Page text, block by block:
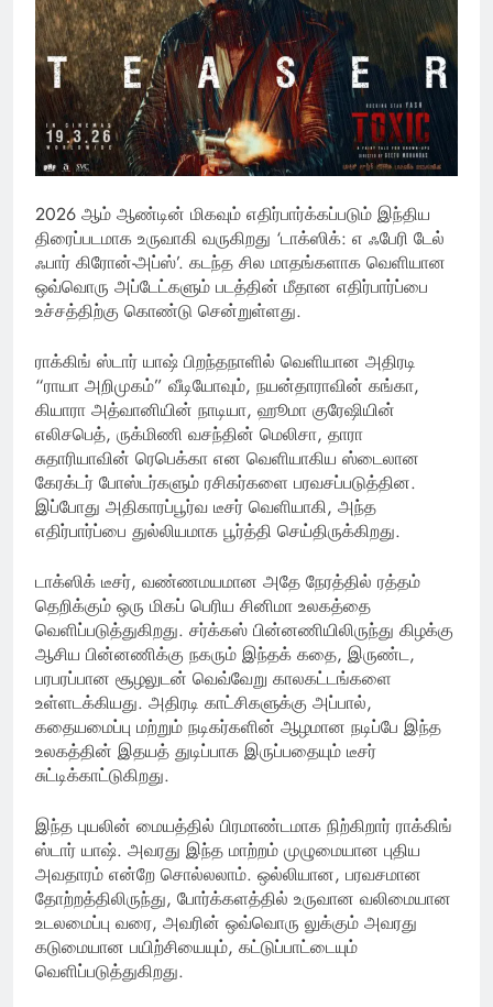
2026 ஆம் ஆண்டின் மிகவும் எதிர்பார்க்கப்படும் இந்திய
திரைப்படமாக உருவாகி வருகிறது ‘டாக்ஸிக்: எ ஃபேரி டேல்
ஃபார் கிரோன்-அப்ஸ்’. கடந்த சில மாதங்களாக வெளியான
ஒவ்வொரு அப்டேட்களும் படத்தின் மீதான எதிர்பார்ப்பை
உச்சத்திற்கு கொண்டு சென்றுள்ளது.
ராக்கிங் ஸ்டார் யாஷ் பிறந்தநாளில் வெளியான அதிரடி
“ராயா அறிமுகம்” வீடியோவும், நயன்தாராவின் கங்கா,
கியாரா அத்வானியின் நாடியா, ஹூமா குரேஷியின்
எலிசபெத், ருக்மிணி வசந்தின் மெலிசா, தாரா
சுதாரியாவின் ரெபெக்கா என வெளியாகிய ஸ்டைலான
கேரக்டர் போஸ்டர்களும் ரசிகர்களை பரவசப்படுத்தின.
இப்போது அதிகாரப்பூர்வ டீசர் வெளியாகி, அந்த
எதிர்பார்ப்பை துல்லியமாக பூர்த்தி செய்திருக்கிறது.
டாக்ஸிக் டீசர், வண்ணமயமான அதே நேரத்தில் ரத்தம்
தெறிக்கும் ஒரு மிகப் பெரிய சினிமா உலகத்தை
வெளிப்படுத்துகிறது. சர்க்கஸ் பின்னணியிலிருந்து கிழக்கு
ஆசிய பின்னணிக்கு நகரும் இந்தக் கதை, இருண்ட,
பரபரப்பான சூழலுடன் வெவ்வேறு காலகட்டங்களை
உள்ளடக்கியது. அதிரடி காட்சிகளுக்கு அப்பால்,
கதையமைப்பு மற்றும் நடிகர்களின் ஆழமான நடிப்பே இந்த
உலகத்தின் இதயத் துடிப்பாக இருப்பதையும் டீசர்
சுட்டிக்காட்டுகிறது.
இந்த புயலின் மையத்தில் பிரமாண்டமாக நிற்கிறார் ராக்கிங்
ஸ்டார் யாஷ். அவரது இந்த மாற்றம் முழுமையான புதிய
அவதாரம் என்றே சொல்லலாம். ஒல்லியான, பரவசமான
தோற்றத்திலிருந்து, போர்க்களத்தில் உருவான வலிமையான
உடலமைப்பு வரை, அவரின் ஒவ்வொரு லுக்கும் அவரது
கடுமையான பயிற்சியையும், கட்டுப்பாட்டையும்
வெளிப்படுத்துகிறது.